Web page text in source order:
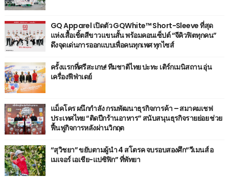
GQ Apparel เปิดตัว GQWhite™ Short-Sleeve ที่สุด
แห่งเสื้อเชิ้ตสีขาวแขนสั้น พร้อมคอนเซ็ปต์ “จีคิวฟิตทุกคน”
ดึงจุดเด่นการออกแบบเพื่อคนทุกเพศ ทุกไซส์
ครั้งแรกที่ศรีสะเกษ! ทีมชาติไทย ปะทะ เติร์กเมนิสถาน อุ่น
เครื่องฟีฟ่าเดย์
แม็คโคร ผนึกกำลัง กรมพัฒนาธุรกิจการค้า – สมาคมเชฟ
ประเทศไทย “ติดปีกร้านอาหาร” สนับสนุนธุรกิจรายย่อย ช่วย
ฟื้นฟูกิจการหลังผ่านวิกฤต
“สุวิชยา” ขยับตามผู้นำ 4 สโตรค จบรอบสองศึก“วีเมนส์ อ
เมเจอร์ เอเชีย-แปซิฟิก” ที่พัทยา